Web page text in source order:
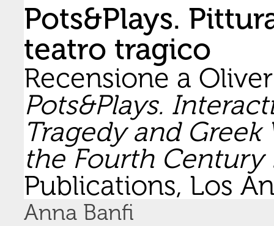
Pots&Plays.
teatro tragico
Recensione a
Pots&Plays.
Tragedy and
the Fourth Century
Publications, Los
Anna Banfi